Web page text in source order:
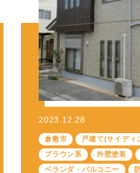
2023.12.28
倉敷市 戸建て(サイディ
ブラウン系
外壁塗装
ベランダ・バルコニー